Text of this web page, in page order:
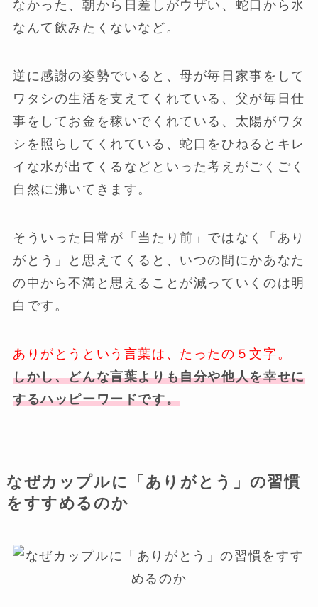
なかった、朝から日差しがウザい、蛇口から水
なんて飲みたくないなど。
逆に感謝の姿勢でいると、母が毎日家事をして
ワタシの生活を支えてくれている、父が毎日仕
事をしてお金を稼いでくれている、太陽がワタ
シを照らしてくれている、蛇口をひねるとキレ
イな水が出てくるなどといった考えがごくごく
自然に沸いてきます。
そういった日常が「当たり前」ではなく「あり
がとう」と思えてくると、いつの間にかあなた
の中から不満と思えることが減っていくのは明
白です。
ありがとうという言葉は、たったの５文字。
しかし、どんな言葉よりも自分や他人を幸せに
するハッピーワードです。
なぜカップルに「ありがとう」の習慣
をすすめるのか